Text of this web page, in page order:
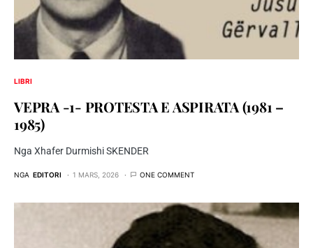
LIBRI
VEPRA -1- PROTESTA E ASPIRATA (1981 –
1985)
Nga Xhafer Durmishi SKENDER
NGA EDITORI 1 MARS, 2026 ONE COMMENT